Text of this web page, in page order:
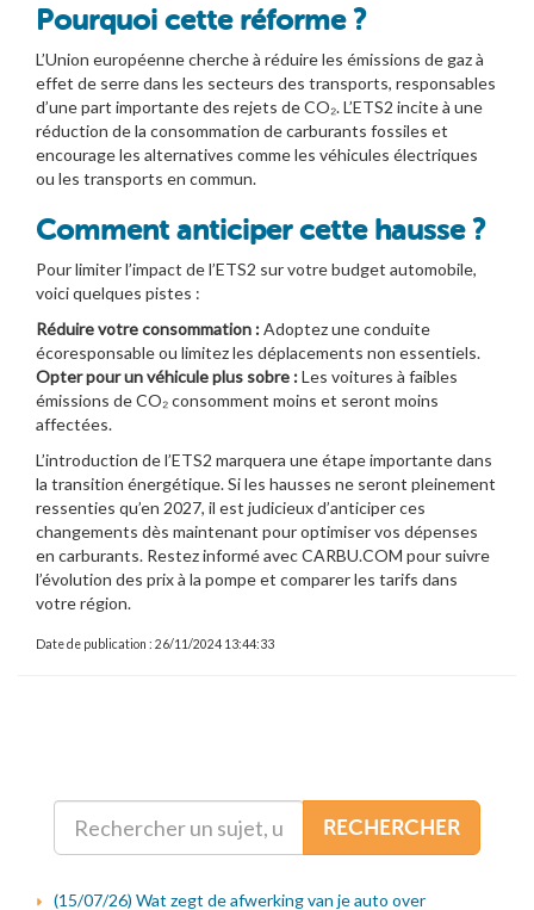
Pourquoi cette réforme ?
L’Union européenne cherche à réduire les émissions de gaz à
effet de serre dans les secteurs des transports, responsables
d’une part importante des rejets de CO₂. L’ETS2 incite à une
réduction de la consommation de carburants fossiles et
encourage les alternatives comme les véhicules électriques
ou les transports en commun.
Comment anticiper cette hausse ?
Pour limiter l’impact de l’ETS2 sur votre budget automobile,
voici quelques pistes :
Réduire votre consommation :Adoptez une conduite
écoresponsable ou limitez les déplacements non essentiels.
Opter pour un véhicule plus sobre :Les voitures à faibles
émissions de CO₂ consomment moins et seront moins
affectées.
L’introduction de l’ETS2 marquera une étape importante dans
la transition énergétique. Si les hausses ne seront pleinement
ressenties qu’en 2027, il est judicieux d’anticiper ces
changements dès maintenant pour optimiser vos dépenses
en carburants. Restez informé avec CARBU.COM pour suivre
l’évolution des prix à la pompe et comparer les tarifs dans
votre région.
Date de publication : 26/11/2024 13:44:33
RECHERCHER
(15/07/26) Wat zegt de afwerking van je auto over